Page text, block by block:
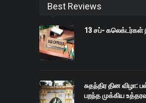
Best Reviews
13 சப்- கலெக்டர்கள்
சுதந்திர தின விழா:
பறந்த முக்கிய